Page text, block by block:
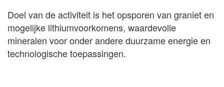
Doel van de activiteit is het opsporen van graniet en
mogelijke lithiumvoorkomens, waardevolle
mineralen voor onder andere duurzame energie en
technologische toepassingen.